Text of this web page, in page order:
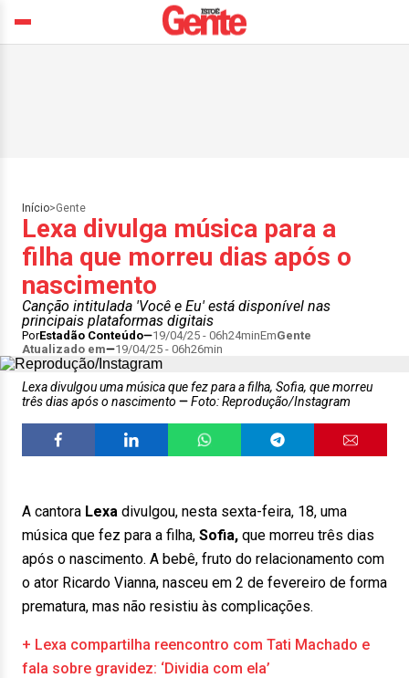
Início>Gente
Lexa divulga música para a
filha que morreu dias após o
nascimento
Canção intitulada 'Você e Eu' está disponível nas
principais plataformas digitais
PorEstadão Conteúdo 19/04/25 - 06h24minEmGente
Atualizado em
19/04/25 - 06h26min
Lexa divulgou uma música que fez para a filha, Sofia, que morreu
três dias após o nascimento
Foto: Reprodução/Instagram
A cantora Lexa divulgou, nesta sexta-feira, 18, uma
música que fez para a filha, Sofia, que morreu três dias
após o nascimento. A bebê, fruto do relacionamento com
o ator Ricardo Vianna, nasceu em 2 de fevereiro de forma
prematura, mas não resistiu às complicações.
+ Lexa compartilha reencontro com Tati Machado e
fala sobre gravidez: ‘Dividia com ela’